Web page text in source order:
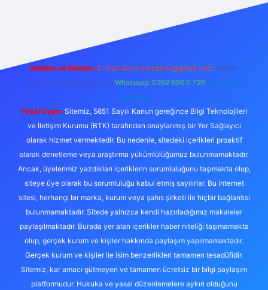
Reklam ve İletişim: E-mail: backlinkpaneli@gmail.com Teams:
forumhizmeti@gmail.com Whatsapp: 0262 606 0 726 Telegram:
@karabul
Yasal Uyarı: Sitemiz, 5651 Sayılı Kanun gereğince Bilgi Teknolojileri
ve İletişim Kurumu (BTK) tarafından onaylanmış bir Yer Sağlayıcı
olarak hizmet vermektedir. Bu nedenle, sitedeki içerikleri proaktif
olarak denetleme veya araştırma yükümlülüğümüz bulunmamaktadır.
Ancak, üyelerimiz yazdıkları içeriklerin sorumluluğunu taşımakta olup,
siteye üye olarak bu sorumluluğu kabul etmiş sayılırlar. Bu internet
sitesi, herhangi bir marka, kurum veya şahıs şirketi ile hiçbir bağlantısı
bulunmamaktadır. Sitede yalnızca kendi hazırladığımız makaleler
paylaşılmaktadır. Burada yer alan içerikler haber niteliği taşımamakta
olup, gerçek kurum ve kişiler hakkında paylaşım yapılmamaktadır.
Gerçek kurum ve kişiler ile isim benzerlikleri tamamen tesadüfidir.
Sitemiz, kar amacı gütmeyen ve tamamen ücretsiz bir bilgi paylaşım
platformudur. Hukuka ve yasal düzenlemelere aykırı olduğunu